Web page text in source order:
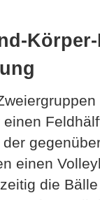
einen
die